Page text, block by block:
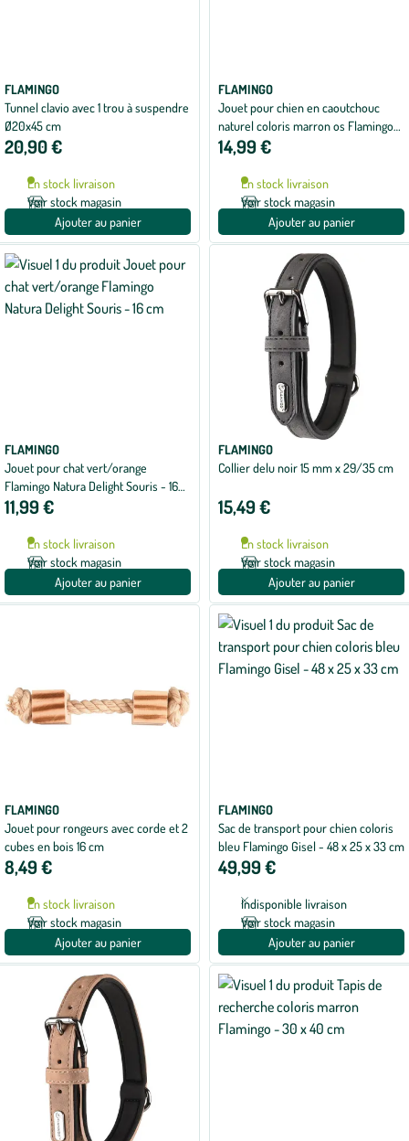
FLAMINGO
Tunnel clavio avec 1 trou à suspendre
Ø20x45 cm
20,90 €
En stock livraison
Voir stock magasin
Ajouter au panier
FLAMINGO
Jouet pour chien en caoutchouc
naturel coloris marron os Flamingo
Rubba - Taille 21 x 6,1 x 4,5 cm
14,99 €
En stock livraison
Voir stock magasin
Ajouter au panier
FLAMINGO
Jouet pour chat vert/orange
Flamingo Natura Delight Souris - 16
cm
11,99 €
En stock livraison
Voir stock magasin
Ajouter au panier
FLAMINGO
Collier delu noir 15 mm x 29/35 cm
15,49 €
En stock livraison
Voir stock magasin
Ajouter au panier
FLAMINGO
Jouet pour rongeurs avec corde et 2
cubes en bois 16 cm
8,49 €
En stock livraison
Voir stock magasin
Ajouter au panier
FLAMINGO
Sac de transport pour chien coloris
bleu Flamingo Gisel - 48 x 25 x 33 cm
49,99 €
Indisponible livraison
Voir stock magasin
Ajouter au panier